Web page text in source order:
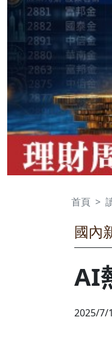
首頁
國內
AI
2025/7/